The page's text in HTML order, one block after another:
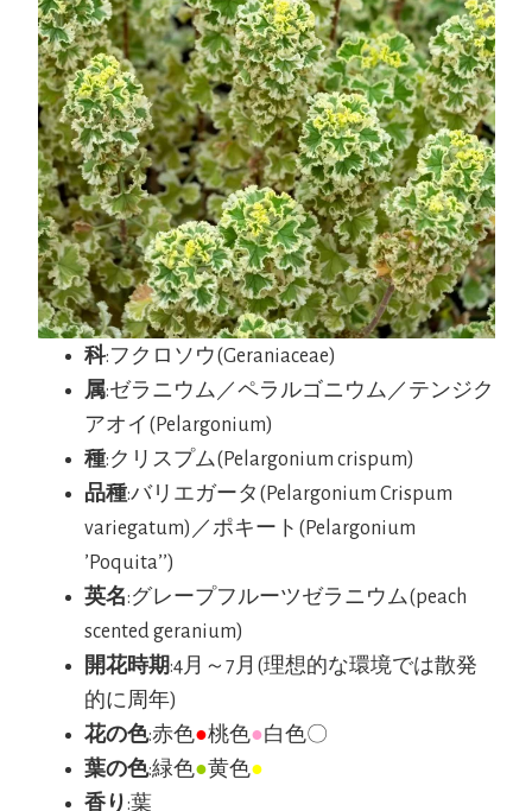
科:フクロソウ(Geraniaceae)
属:ゼラニウム／ペラルゴニウム／テンジク
アオイ(Pelargonium)
種:クリスプム(Pelargonium crispum)
品種:バリエガータ(Pelargonium Crispum
variegatum)／ポキート(Pelargonium
’Poquita’’)
英名:グレープフルーツゼラニウム(peach
scented geranium)
開花時期:4月～7月(理想的な環境では散発
的に周年)
花の色:赤色●桃色●白色〇
葉の色:緑色●黄色●
香り:葉